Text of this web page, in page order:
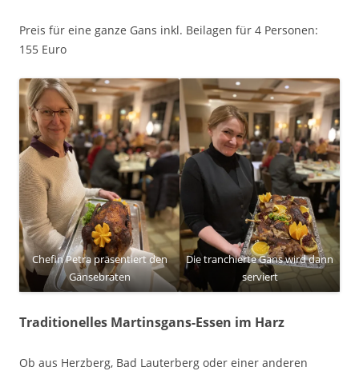
Preis für eine ganze Gans inkl. Beilagen für 4 Personen:
155 Euro
Chefin Petra präsentiert den
Gänsebraten
Die tranchierte Gans wird dann
serviert
Traditionelles Martinsgans-Essen im Harz
Ob aus Herzberg, Bad Lauterberg oder einer anderen